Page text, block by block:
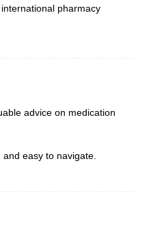
pharmacy
advice on medication
easy to navigate.